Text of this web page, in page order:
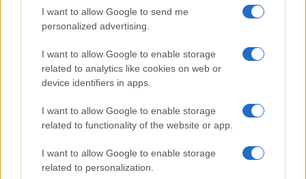
I want to allow Google to send me
personalized advertising.
I want to allow Google to enable storage
related to analytics like cookies on web or
device identifiers in apps.
I want to allow Google to enable storage
related to functionality of the website or app.
I want to allow Google to enable storage
related to personalization.
B2B NEWS